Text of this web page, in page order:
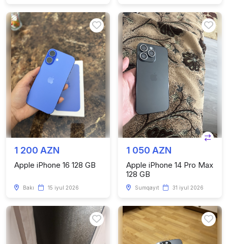
1 200 AZN
Apple iPhone 16 128 GB
Bakı 15 iyul 2026
1 050 AZN
Apple iPhone 14 Pro Max
128 GB
Sumqayıt 31 iyul 2026